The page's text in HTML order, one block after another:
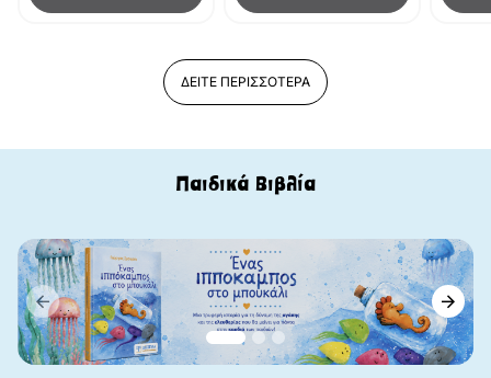
ΔΕΊΤΕ ΠΕΡΙΣΣΌΤΕΡΑ
Παιδικά Βιβλία